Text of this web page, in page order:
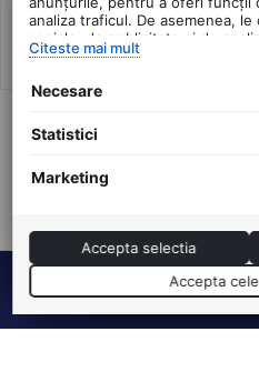
Termeni si conditii
analiza traficul. De asemenea,
sociale, de publicitate și de
modul în care folosiți site-ul
serviciilor lor.
Citeste mai mult
Necesare
Statistici
Marketing
Accepta
Accepta selectia